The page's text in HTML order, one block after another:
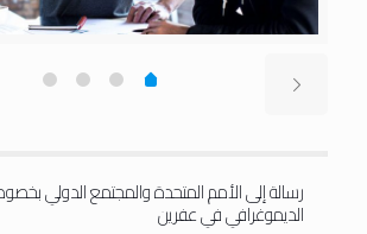
رسالة إلى الأمم المتحدة والمجتمع الدولي
الديموغرافي في عفرين